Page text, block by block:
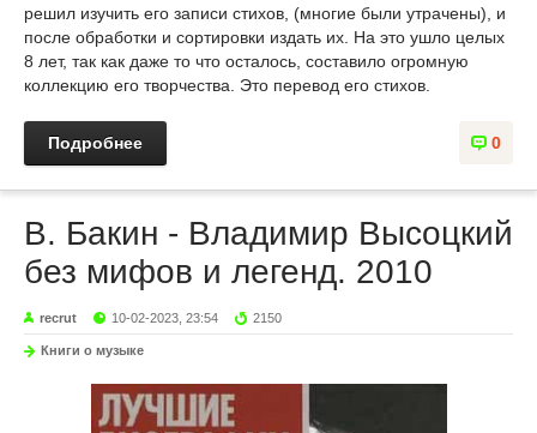
решил изучить его записи стихов, (многие были утрачены), и
после обработки и сортировки издать их. На это ушло целых
8 лет, так как даже то что осталось, составило огромную
коллекцию его творчества. Это перевод его стихов.
0
Подробнее
В. Бакин - Владимир Высоцкий
без мифов и легенд. 2010
recrut 10-02-2023, 23:54 2150
Книги о музыке